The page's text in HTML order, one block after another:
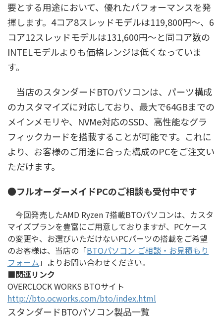
要とする用途において、優れたパフォーマンスを発
揮します。4コア8スレッドモデルは119,800円～、6
コア12スレッドモデルは131,600円～と同コア数の
INTELモデルよりも価格レンジは低くなっていま
す。
当店のスタンダードBTOパソコンは、パーツ構成
のカスタマイズに対応しており、最大で64GBまでの
メインメモリや、NVMe対応のSSD、高性能なグラ
フィックカードを搭載することが可能です。これに
より、お客様のご用途に合った構成のPCをご注文い
ただけます。
●フルオーダーメイドPCのご相談も受付中です
今回発売したAMD Ryzen 7搭載BTOパソコンは、カスタ
マイズプランを豊富にご用意しておりますが、PCケース
の変更や、お選びいただけないPCパーツの搭載をご希望
のお客様は、当店の「BTOパソコン ご相談・お見積もり
フォーム 」よりお問い合わせください。
■関連リンク
OVERCLOCK WORKS BTOサイト
http://bto.ocworks.com/bto/index.html
スタンダードBTOパソコン製品一覧